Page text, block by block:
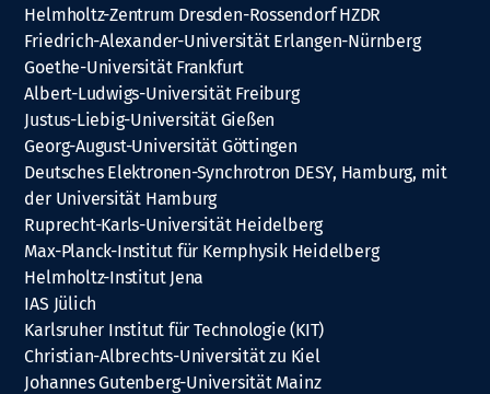
Helmholtz-Zentrum Dresden-Rossendorf HZDR
Friedrich-Alexander-Universität Erlangen-Nürnberg
Goethe-Universität Frankfurt
Albert-Ludwigs-Universität Freiburg
Justus-Liebig-Universität Gießen
Georg-August-Universität Göttingen
Deutsches Elektronen-Synchrotron DESY, Hamburg, mit
der Universität Hamburg
Ruprecht-Karls-Universität Heidelberg
Max-Planck-Institut für Kernphysik Heidelberg
Helmholtz-Institut Jena
IAS Jülich
Karlsruher Institut für Technologie (KIT)
Christian-Albrechts-Universität zu Kiel
Johannes Gutenberg-Universität Mainz